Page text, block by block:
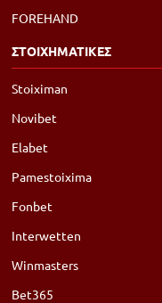
FOREHAND
ΣΤΟΙΧΗΜΑΤΙΚΕΣ
Stoiximan
Novibet
Elabet
Pamestoixima
Fonbet
Interwetten
Winmasters
Bet365